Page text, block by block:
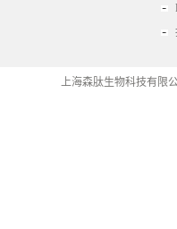
上海森肽生物科技有限